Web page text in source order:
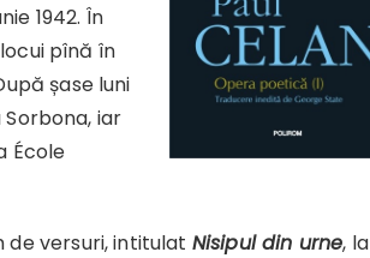
1942. În
pînă în
șase luni
iar
École
versuri, intitulat Nisipul din urne, la